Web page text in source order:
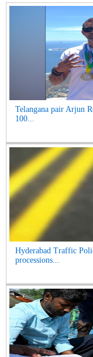
Telangana pair Arjun
100...
Hyderabad Traffic
processions...